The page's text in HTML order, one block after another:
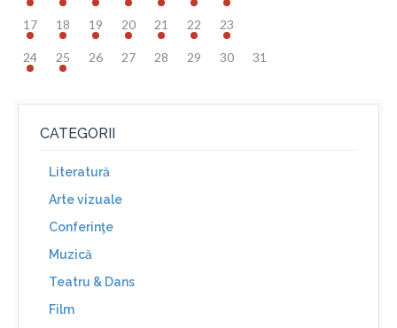
17 18 19 20 21 22 23
24 25 26 27 28 29 30 31
CATEGORII
Literatură
Arte vizuale
Conferinţe
Muzică
Teatru & Dans
Film